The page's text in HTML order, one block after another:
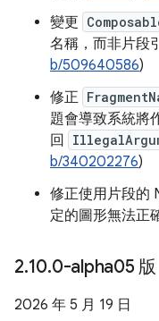
變更
名稱，而非片段
b/509640586)
修正
題會導致系統將
回
b/340202276)
修正使用片段的
定的圖形無法正
2.10.0-alpha05 版
2026 年 5 月 19 日